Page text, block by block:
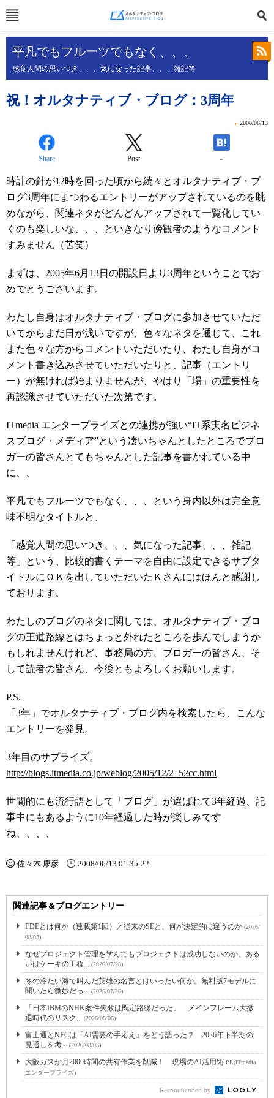
平凡でもフルーツでもなく、、、
感覚人間の思いつき、、、気になった記事、、、雑記等
祝！オルタナティブ・ブログ：3周年
» 2008/06/13
Share Post -
時計の針が12時を回った頃から続々とオルタナティブ・ブ
ログ3周年にまつわるエントリーがアップされているのを眺
めながら、関連ネタがどんどんアップされて一覧化してい
くのも楽しいな、、、といきなり傍観者のようなコメント
すみません（苦笑）
まずは、2005年6月13日の開設日より3周年ということでお
めでとうございます。
わたし自身はオルタナティブ・ブログに参加させていただ
いてからまだ日が浅いですが、色々なネタを通じて、これ
また色々な方からコメントいただいたり、わたし自身がコ
メント書き込みさせていただいたりと、記事（エントリ
ー）が無ければ始まりませんが、やはり「場」の重要性を
再認識させていただいた次第です。
ITmedia エンタープライズとの連携が強い“IT系実名ビジネ
スブログ・メディア”という凄いちゃんとしたところでブロ
ガーの皆さんとてもちゃんとした記事を書かれている中
に、、
平凡でもフルーツでもなく、、、という身内以外は完全意
味不明なタイトルと、
「感覚人間の思いつき、、、気になった記事、、、雑記
等」という、比較的書くテーマを自由に設定できるサブタ
イトルにＯＫを出していただいたＫさんにはほんと感謝し
ております。
わたしのブログのネタに関しては、オルタナティブ・ブロ
グの王道路線とはちょっと外れたところを歩んでしまうか
もしれませんけれど、事務局の方、ブロガーの皆さん、そ
して読者の皆さん、今後ともよろしくお願いします。
P.S.
「3年」でオルタナティブ・ブログ内を検索したら、こんな
エントリーを発見。
3年目のサプライズ。
http://blogs.itmedia.co.jp/weblog/2005/12/2_52cc.html
世間的にも流行語として「ブログ」が選ばれて3年経過、記
事中にもあるように10年経過した時が楽しみです
ね、、、、
佐々木 康彦 2008/06/13 01:35:22
関連記事＆ブログエントリー
FDEとは何か（連載第1回）／従来のSEと、何が決定的に違うのか (2026/
08/03)
なぜプロジェクト管理を学んでもプロジェクトは成功しないのか、ある
いはケーキの工程... (2026/07/28)
冬の冷たい海で叫んだ英雄の名言とはいったい何か。無料版7モデルに
聞いたら微妙だっ... (2026/07/28)
「日本IBMのNHK案件失敗は既定路線だった」 メインフレーム大撤
退時代のリスク... (2026/08/06)
富士通とNECは「AI需要の手応え」をどう語った？ 2026年下半期の
見通しを考... (2026/08/03)
大阪ガスが月2000時間の共有作業を削減！ 現場のAI活用術 PR(ITmedia
エンタープライズ)
Recommended by